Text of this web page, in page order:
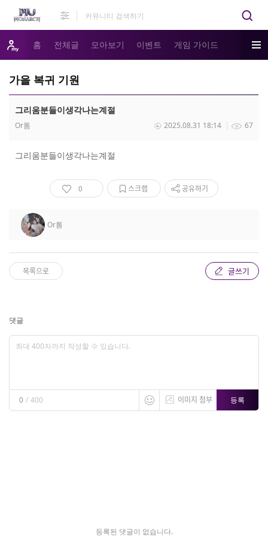
홈 전체글 모아보기 이벤트 게임 가이드
가을 복귀 기원
그리움분들이생각나는계절
Or톰 67
2025.08.31 18:14
그리움분들이생각나는계절
0 스크랩 공유하기
Or톰
목록으로 글쓰기
댓글
0 / 400 이미지 첨부 등록
등록된 댓글이 없습니다.